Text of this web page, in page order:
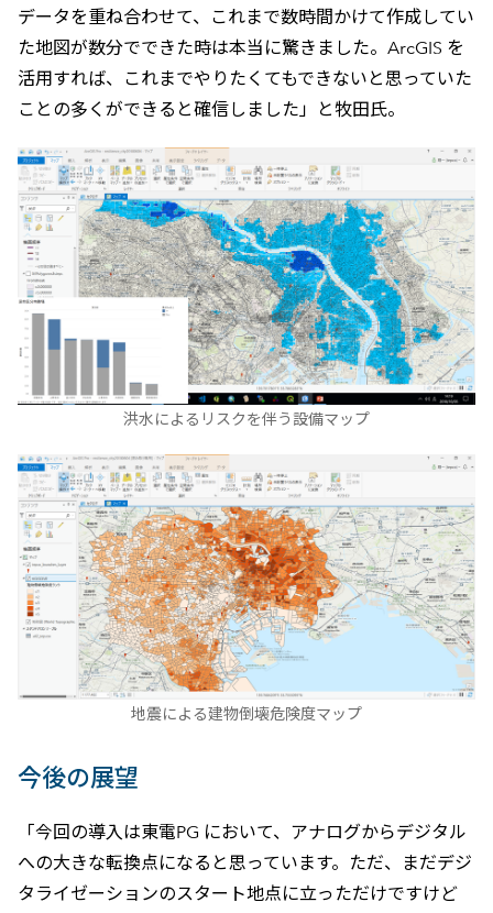
データを重ね合わせて、これまで数時間かけて作成してい
た地図が数分でできた時は本当に驚きました。ArcGIS を
活用すれば、これまでやりたくてもできないと思っていた
ことの多くができると確信しました」と牧田氏。
洪水によるリスクを伴う設備マップ
地震による建物倒壊危険度マップ
今後の展望
「今回の導入は東電PG において、アナログからデジタル
への大きな転換点になると思っています。ただ、まだデジ
タライゼーションのスタート地点に立っただけですけど